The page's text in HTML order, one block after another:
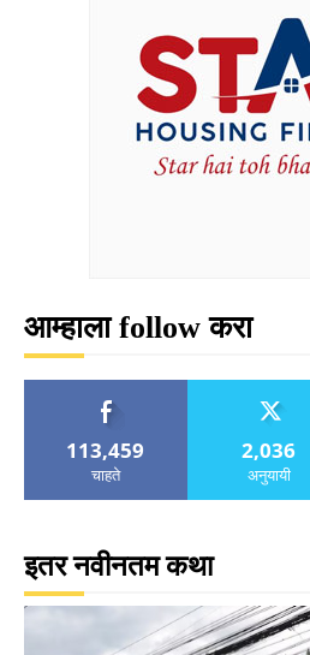
आम्हाला follow करा
113,459
चाहते
2,036
अनुयायी
इतर नवीनतम कथा